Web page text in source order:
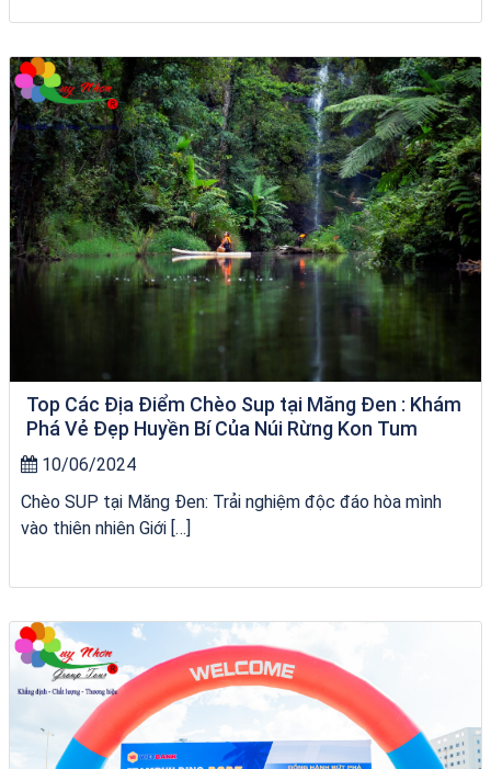
VÉ HẢI GIANG
Top Các Địa Điểm Chèo Sup tại Măng Đen : Khám
Phá Vẻ Đẹp Huyền Bí Của Núi Rừng Kon Tum
10/06/2024
Chèo SUP tại Măng Đen: Trải nghiệm độc đáo hòa mình
vào thiên nhiên Giới […]
VÉ HẢI GIANG